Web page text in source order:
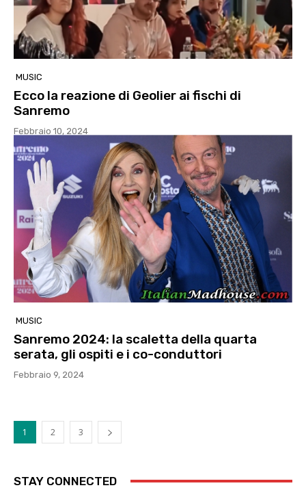
MUSIC
Ecco la reazione di Geolier ai fischi di
Sanremo
Febbraio 10, 2024
MUSIC
Sanremo 2024: la scaletta della quarta
serata, gli ospiti e i co-conduttori
Febbraio 9, 2024
1 2 3
STAY CONNECTED